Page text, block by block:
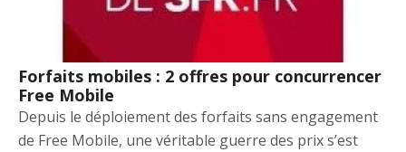
Forfaits mobiles : 2 offres pour concurrencer
Free Mobile
Depuis le déploiement des forfaits sans engagement
de Free Mobile, une véritable guerre des prix s’est